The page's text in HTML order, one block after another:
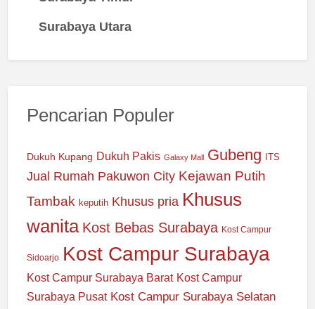
Surabaya Utara
Pencarian Populer
Dukuh Kupang Dukuh Pakis Galaxy Mall Gubeng ITS
Jual Rumah Pakuwon City Kejawan Putih
Tambak keputih Khusus pria Khusus
wanita Kost Bebas Surabaya Kost Campur
Sidoarjo Kost Campur Surabaya
Kost Campur Surabaya Barat Kost Campur
Surabaya Pusat Kost Campur Surabaya Selatan